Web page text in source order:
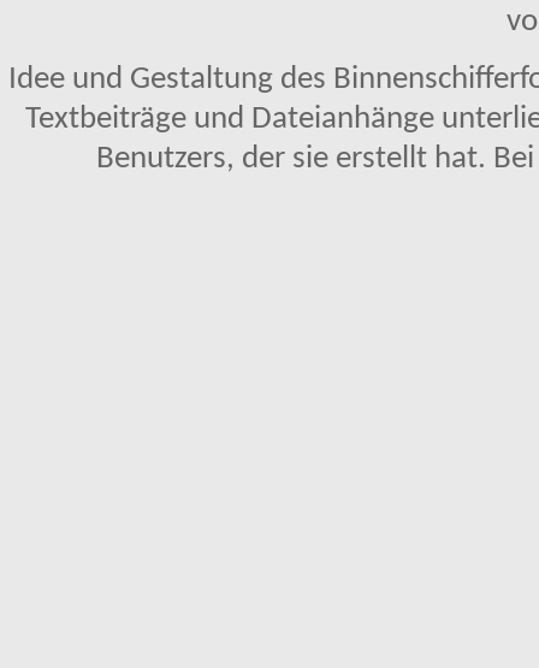
Idee und Gestaltung des
Textbeiträge und Dateianhänge
Benutzers, der sie erstellt hat.